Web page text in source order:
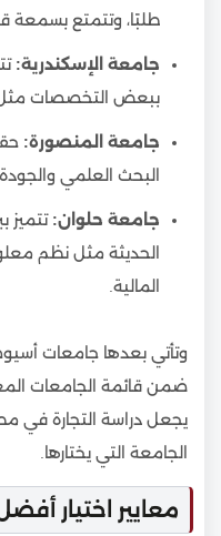
طلبًا، وتتمتع بسمعة
جامعة الإسكندرية:
ببعض التخصصات مثل
جامعة المنصورة:
البحث العلمي والجودة
جامعة حلوان: تتميز
الحديثة مثل نظم
المالية.
وتأتي بعدها جامعات
ضمن قائمة الجامعات
يجعل دراسة التجارة في مصر
الجامعة التي يختارها.
معايير اختيار